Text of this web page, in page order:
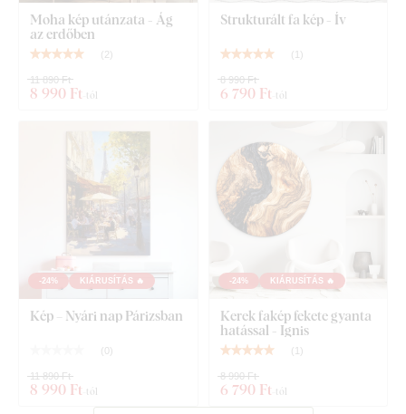
A 21x31 cm, 32x48 cm és 45x67 cm méretek esetén a
képek egy akasztót tartalmaznak.
67x100 cm méret esetén a kép 2 akasztót tartalmaz.
90x136 cm méret esetén a kép minden darabján 2
Mit talál a csomagban?
Fakép - DNS
Előre felszerelt akasztó / akasztók a kép hátoldalán
Áttekinthető szerelési útmutató
Moha kép utánzata - Ág
az erdőben
( 2)
8 990 Ft -tól
11 890 Ft
Strukturált fa kép - Ív
( 1 )
6 790 Ft -tól
8 990 Ft
-24% KIÁRUSÍTÁS 🔥
Kép – Nyári nap Párizsban
( 0)
8 990 Ft -tól
11 890 Ft
-24% KIÁRUSÍTÁS 🔥
Kerek fakép fekete gyanta
hatással - Ignis
( 1 )
6 790 Ft -tól
8 990 Ft